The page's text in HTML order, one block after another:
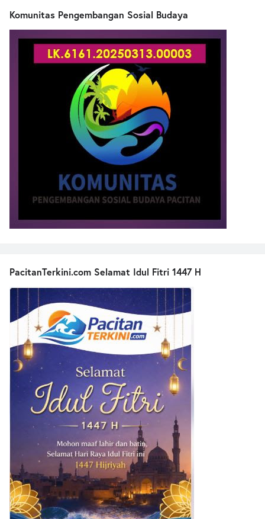
Komunitas Pengembangan Sosial Budaya
PacitanTerkini.com Selamat Idul Fitri 1447 H